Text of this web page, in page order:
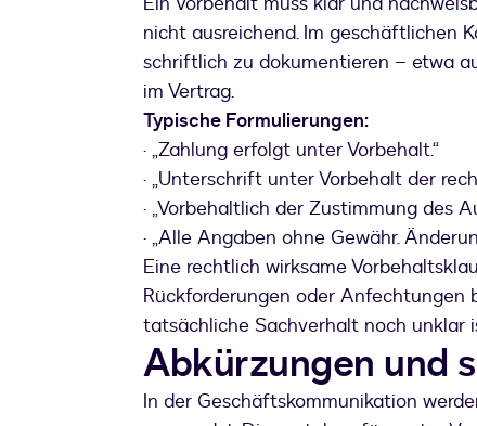
nicht ausreichend. Im geschäftlichen
schriftlich zu dokumentieren – etwa
im Vertrag.
Typische Formulierungen:
· „Zahlung erfolgt unter Vorbehalt.“
· „Unterschrift unter Vorbehalt der
· „Vorbehaltlich der Zustimmung des
· „Alle Angaben ohne Gewähr.
Eine rechtlich wirksame
Rückforderungen oder Anfechtungen
tatsächliche Sachverhalt noch unklar
Abkürzungen und
In der Geschäftskommunikation